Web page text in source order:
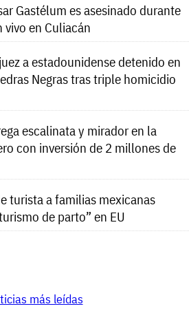
Gastélum es asesinado durante
en Culiacán
a estadounidense detenido en
Negras tras triple homicidio
escalinata y mirador en la
con inversión de 2 millones de
turista a familias mexicanas
de parto” en EU
más leídas